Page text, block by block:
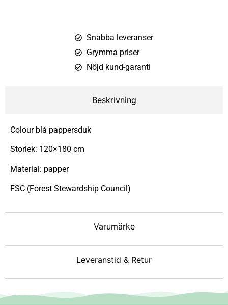
Snabba leveranser
Grymma priser
Nöjd kund-garanti
Beskrivning
Varumärke
Leveranstid & Retur
Colour blå pappersduk
Storlek: 120×180 cm
Material: papper
FSC (Forest Stewardship Council)